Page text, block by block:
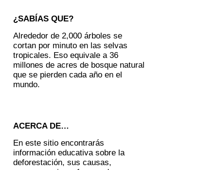
¿SABÍAS QUE?
Alrededor de 2,000 árboles se
cortan por minuto en las selvas
tropicales. Eso equivale a 36
millones de acres de bosque natural
que se pierden cada año en el
mundo.
ACERCA DE…
En este sitio encontrarás
información educativa sobre la
deforestación, sus causas,